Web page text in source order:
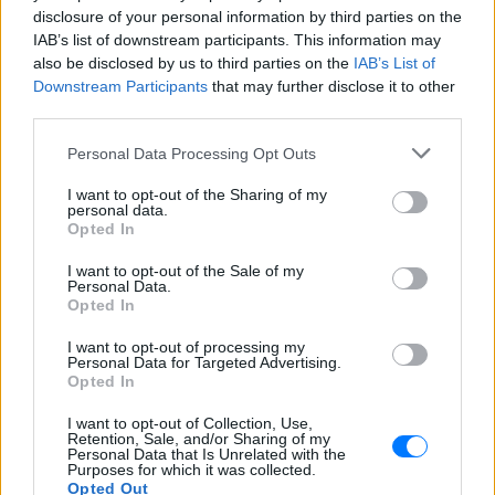
disclosure of your personal information by third parties on the
IAB’s list of downstream participants. This information may
also be disclosed by us to third parties on the IAB’s List of
Downstream Participants that may further disclose it to other
Personal Data Processing Opt Outs
I want to opt-out of the Sharing of my
personal data.
Opted In
I want to opt-out of the Sale of my
Personal Data.
Opted In
I want to opt-out of processing my
Personal Data for Targeted Advertising.
Opted In
I want to opt-out of Collection, Use,
Retention, Sale, and/or Sharing of my
Personal Data that Is Unrelated with the
Purposes for which it was collected.
Opted Out
ΔΕΙΤΕ ΕΠΙΣΗΣ
ΣΤΗΝ ΙΔΙΑ ΚΑΤΗΓΟΡΙΑ
Γιατί δεν έσωσα το κουτάβι: Ο
συμβίωση του μικρού σκυλιού
με αγέλη λύκων εξηγεί γιατί
«Κρατάμε την επιστημονική απόσταση,
δεν είναι δυνατόν να πάω να επέμβω,
ούτε γίνεται να στείλω κάποιον